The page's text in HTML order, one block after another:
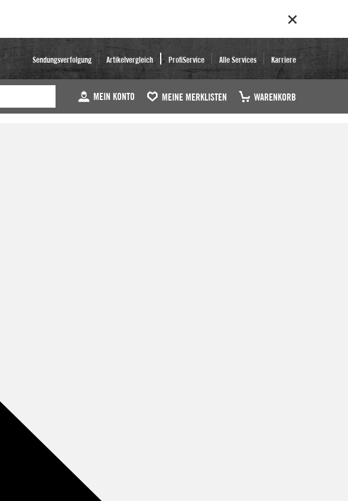
Sendungsverfolgung Artikelvergleich ProfiService Alle Services Karriere
MEIN KONTO MEINE MERKLISTEN WARENKORB